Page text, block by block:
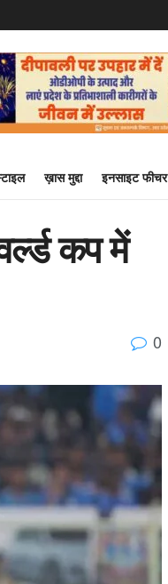
ख़ास मुद्दा इनसाइट फीचर
कप में
0